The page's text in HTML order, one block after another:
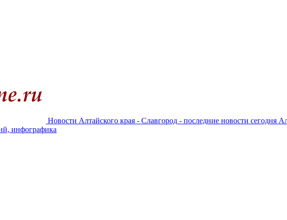
Новости Алтайского края - Славгород - последние новости сегодня
инфографика